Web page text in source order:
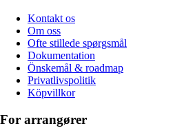
Kontakt os
Om oss
Ofte stillede spørgsmål
Dokumentation
Önskemål & roadmap
Privatlivspolitik
Köpvillkor
For arrangører